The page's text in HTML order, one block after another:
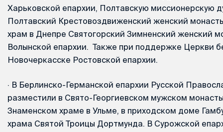
Харьковской епархии, Полтавскую миссионерскую
Полтавский Крестовоздвиженский женский
храм в Днепре Святогорский Зимненский женский
Волынской епархии. Также при поддержке Церкви
Новочеркасске Ростовской епархии.
· В Берлинско-Германской епархии Русской
разместили в Свято-Георгиевском мужском
Знаменском храме в Ульме, в приходском доме
храма Святой Троицы Дортмунда. В Сурожской